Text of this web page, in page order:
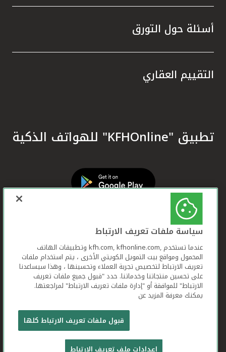
أسئلة حول التورق
التقييم العقاري
تطبيق "KFHOnline" للهواتف الذكية
بيت التمويل الكويتي جميع الحقوق محفوظة © 2026
شروط وأحكام استخدام الموقع الإلكتروني
سياسة ملفات تعريف الارتباط
عندما تستخدم ,kfh.com, kfhonline.com وتطبيقات الهاتف
المحمول ومواقع بيت التمويل الكويتي الأخرى ، يتم استخدام ملفات
تعريف الارتباط لتخصيص تجربة العملاء وتحسينها ، وهذا سيساعدنا
على تحسين منتجاتنا وخدماتنا. حدد "قبول جميع ملفات تعريف
الارتباط" للموافقة أو "إدارة ملفات تعريف الارتباط" لمراجعتها.
يمكنك معرفة المزيد عن
قبول ملفات تعريف الارتباط كلها
إعدادات ملف تعريف الارتباط